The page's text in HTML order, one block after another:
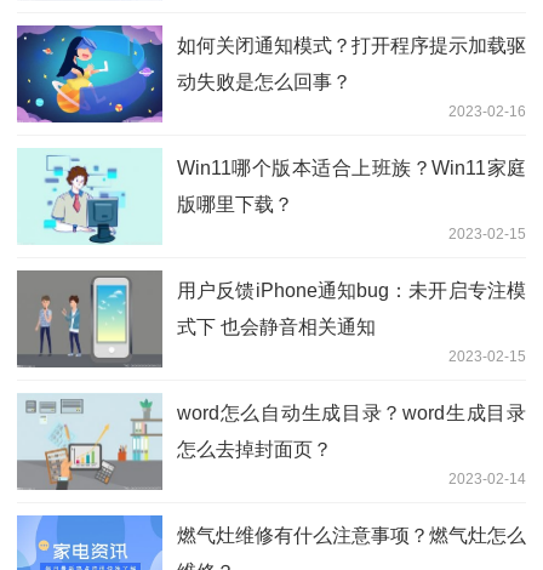
如何关闭通知模式？打开程序提示加载驱
动失败是怎么回事？
2023-02-16
Win11哪个版本适合上班族？Win11家庭
版哪里下载？
2023-02-15
用户反馈iPhone通知bug：未开启专注模
式下 也会静音相关通知
2023-02-15
word怎么自动生成目录？word生成目录
怎么去掉封面页？
2023-02-14
燃气灶维修有什么注意事项？燃气灶怎么